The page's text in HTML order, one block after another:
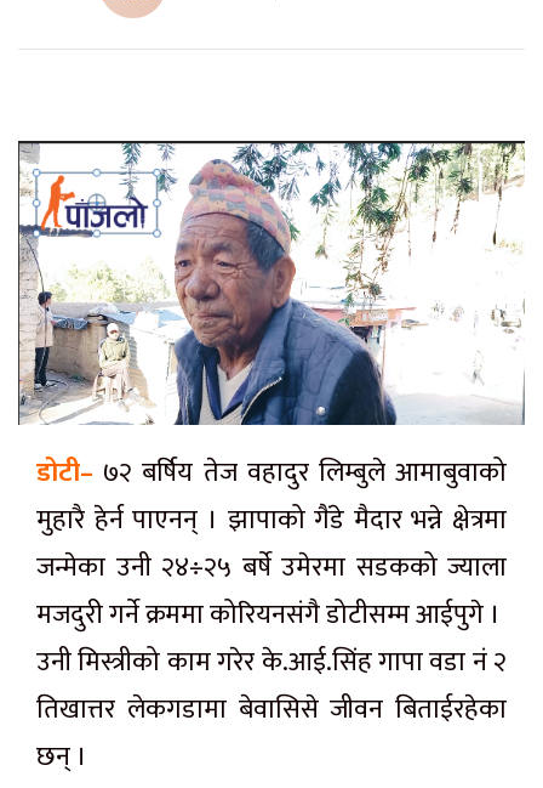
डोटी– ७२ बर्षिय तेज वहादुर लिम्बुले आमाबुवाको
मुहारै हेर्न पाएनन् । झापाको गैंडे मैदार भन्ने क्षेत्रमा
जन्मेका उनी २४÷२५ बर्षे उमेरमा सडकको ज्याला
मजदुरी गर्ने क्रममा कोरियनसंगै डोटीसम्म आईपुगे ।
उनी मिस्त्रीको काम गरेर के.आई.सिंह गापा वडा नं २
तिखात्तर लेकगडामा बेवासिसे जीवन बिताईरहेका
छन् ।